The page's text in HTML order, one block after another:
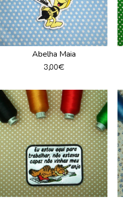
Abelha Maia
3,00€